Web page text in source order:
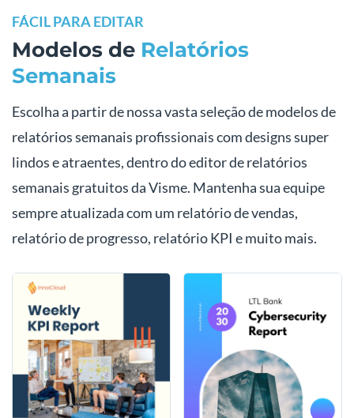
FÁCIL PARA EDITAR
Modelos de Relatórios
Semanais
Escolha a partir de nossa vasta seleção de modelos de
relatórios semanais profissionais com designs super
lindos e atraentes, dentro do editor de relatórios
semanais gratuitos da Visme. Mantenha sua equipe
sempre atualizada com um relatório de vendas,
relatório de progresso, relatório KPI e muito mais.